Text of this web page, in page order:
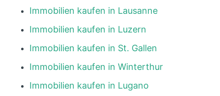
Immobilien kaufen in Lausanne
Immobilien kaufen in Luzern
Immobilien kaufen in St. Gallen
Immobilien kaufen in Winterthur
Immobilien kaufen in Lugano